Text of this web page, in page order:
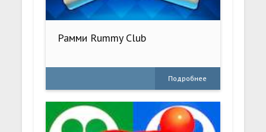
Рамми Rummy Club
Подробнее